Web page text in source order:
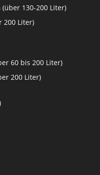
130-200 Liter)
200 Liter)
60 bis 200 Liter)
200 Liter)